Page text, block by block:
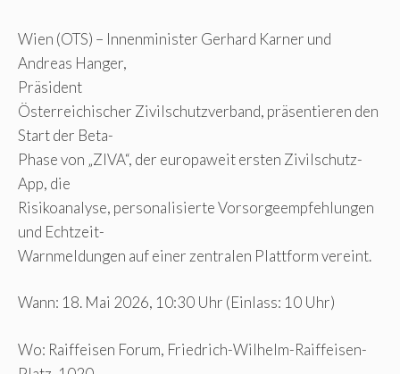
Wien (OTS) – Innenminister Gerhard Karner und
Andreas Hanger,
Präsident
Österreichischer Zivilschutzverband, präsentieren den
Start der Beta-
Phase von „ZIVA“, der europaweit ersten Zivilschutz-
App, die
Risikoanalyse, personalisierte Vorsorgeempfehlungen
und Echtzeit-
Warnmeldungen auf einer zentralen Plattform vereint.
Wann: 18. Mai 2026, 10:30 Uhr (Einlass: 10 Uhr)
Wo: Raiffeisen Forum, Friedrich-Wilhelm-Raiffeisen-